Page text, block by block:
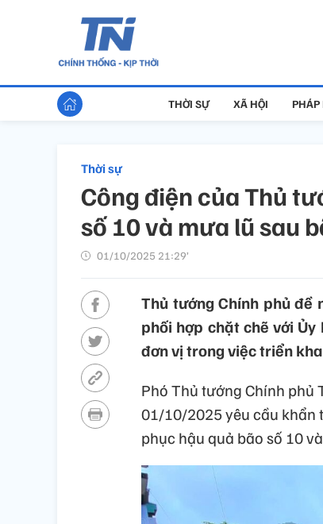
THỜI SỰ XÃ HỘI PHÁP
Thời sự
Công điện của Thủ
số 10 và mưa lũ sau
01/10/2025 21:29’
Thủ tướng Chính phủ đề
phối hợp chặt chẽ với
đơn vị trong việc triển
Phó Thủ tướng Chính phủ
01/10/2025 yêu cầu khẩn
phục hậu quả bão số 10